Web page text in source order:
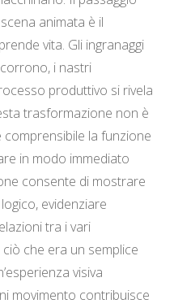
animata è il
vita. Gli ingranaggi
i nastri
produttivo si rivela
trasformazione non è
la funzione
in modo immediato
consente di mostrare
evidenziare
tra i vari
che era un semplice
visiva
movimento contribuisce